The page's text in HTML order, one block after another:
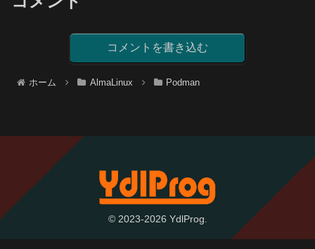
コメントを書き込む
ホーム AlmaLinux Podman
© 2023-2026 YdlProg.